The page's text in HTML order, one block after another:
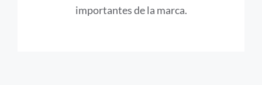
importantes de la marca.